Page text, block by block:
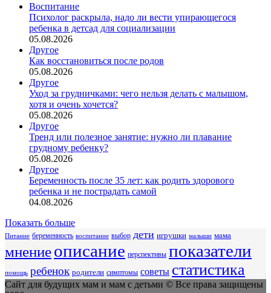
Воспитание
Психолог раскрыла, надо ли вести упирающегося
ребенка в детсад для социализации
05.08.2026
Другое
Как восстановиться после родов
05.08.2026
Другое
Уход за грудничками: чего нельзя делать с малышом,
хотя и очень хочется?
05.08.2026
Другое
Тренд или полезное занятие: нужно ли плавание
грудному ребенку?
05.08.2026
Другое
Беременность после 35 лет: как родить здорового
ребенка и не пострадать самой
04.08.2026
Показать больше
Питание беременность воспитание выбор дети игрушки малыши мама
мнениеописание перспективы показатели
помощь ребенок родители симптомы советы статистика
Сайт для будущих мам и мам с детьми © Все права защищены